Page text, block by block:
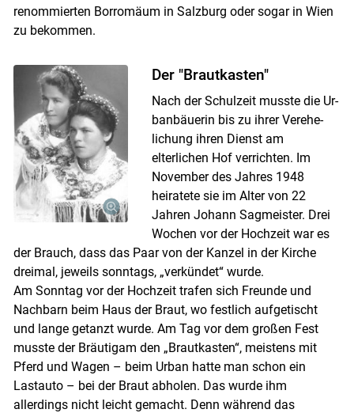
renommierten Borromäum in Salz­burg oder sogar in Wien
zu bekommen.
Der "Brautkasten"
Nach der Schulzeit musste die Ur­
banbäuerin bis zu ihrer Ver­ehe­
lichung ihren Dienst am
elterlichen Hof verrichten. Im
November des Jahres 1948
heiratete sie im Alter von 22
Jahren Johann Sagmeister. Drei
Wochen vor der Hochzeit war es
der Brauch, dass das Paar von der Kanzel in der Kirche
dreimal, jeweils sonntags, „verkündet“ wurde.
Am Sonntag vor der Hochzeit trafen sich Freunde und
Nach­­barn beim Haus der Braut, wo festlich aufgetischt
und lange getanzt wurde. Am Tag vor dem großen Fest
musste der Bräutigam den „Braut­kasten“, meistens mit
Pferd und Wa­gen – beim Urban hatte man schon ein
Lastauto – bei der Braut abholen. Das wurde ihm
allerdings nicht leicht gemacht. Denn während das